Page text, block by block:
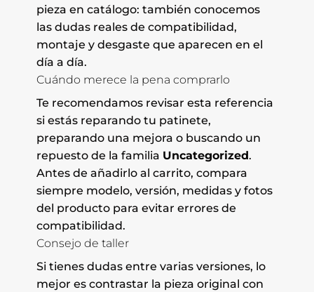
pieza en catálogo: también conocemos
las dudas reales de compatibilidad,
montaje y desgaste que aparecen en el
día a día.
Cuándo merece la pena comprarlo
Te recomendamos revisar esta referencia
si estás reparando tu patinete,
preparando una mejora o buscando un
repuesto de la familia Uncategorized.
Antes de añadirlo al carrito, compara
siempre modelo, versión, medidas y fotos
del producto para evitar errores de
compatibilidad.
Consejo de taller
Si tienes dudas entre varias versiones, lo
mejor es contrastar la pieza original con